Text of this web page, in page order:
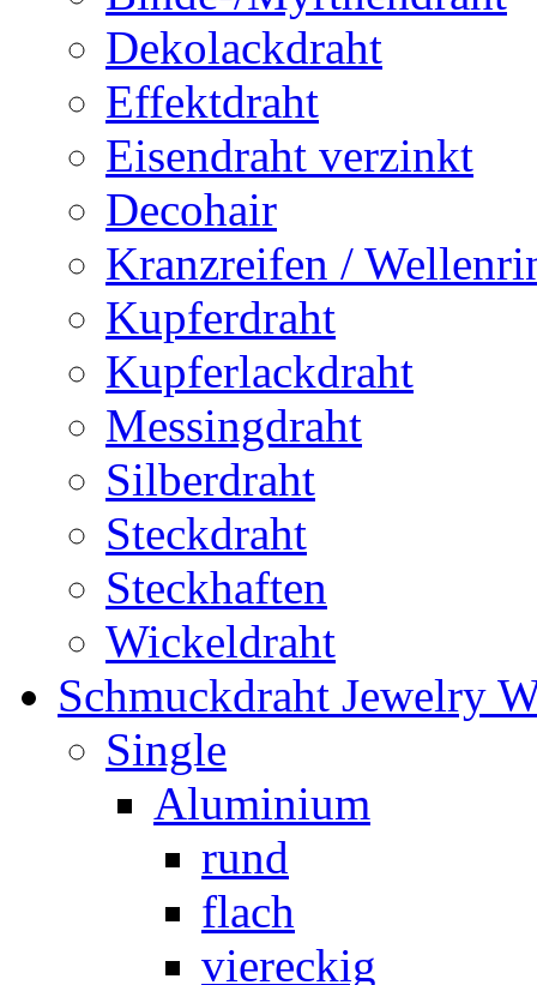
Dekolackdraht
Effektdraht
Eisendraht verzinkt
Decohair
Kranzreifen /
Kupferdraht
Kupferlackdraht
Messingdraht
Silberdraht
Steckdraht
Steckhaften
Wickeldraht
Schmuckdraht Jewelry
Single
Aluminium
rund
flach
viereckig